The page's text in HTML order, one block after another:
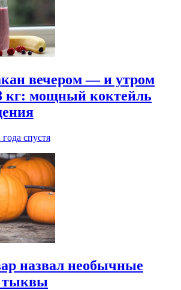
вечером — и утром
кг: мощный коктейль
года спустя
назвал необычные
тыквы